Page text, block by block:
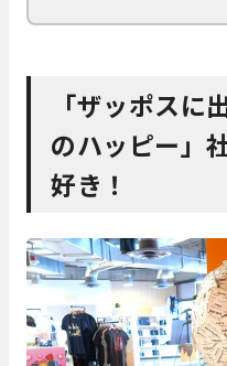
「ザッポスに
のハッピー」
好き！